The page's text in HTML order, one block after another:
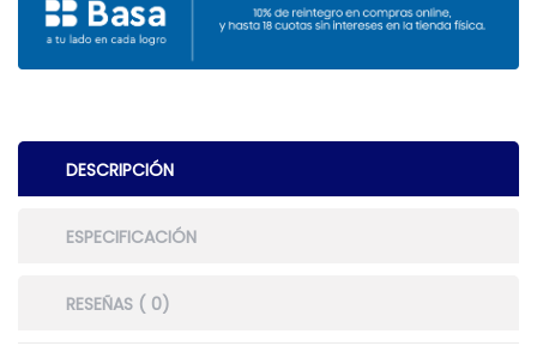
DESCRIPCIÓN
ESPECIFICACIÓN
RESEÑAS ( 0)